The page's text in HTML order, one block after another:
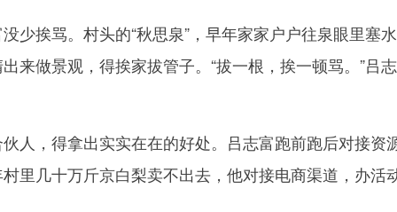
挨骂。村头的“秋思泉”，早年家家户户往泉眼里塞
来做景观，得挨家拔管子。“拔一根，挨一顿骂。”吕
，得拿出实实在在的好处。吕志富跑前跑后对接资
里几十万斤京白梨卖不出去，他对接电商渠道，办活